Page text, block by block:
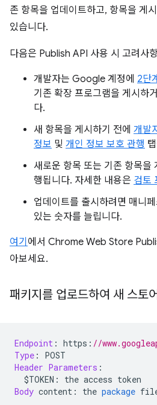
존 항목을 업데이트하고, 항목을 게
있습니다.
다음은 Publish API 사용 시 고려사
개발자는 Google 계정에 2단
기존 확장 프로그램을 게시하
다.
새 항목을 게시하기 전에 개발
정보 및 개인 정보 보호 관행
새로운 항목 또는 기존 항목을
행됩니다. 자세한 내용은 검토
업데이트를 출시하려면 매니페
있는 숫자를 늘립니다.
여기 에서 Chrome Web Store
아보세요.
패키지를 업로드하여 새 스토
Endpoint : https : //
Type :
POST
Header Parameters :
$TOKEN :
the access token
Body content : the package